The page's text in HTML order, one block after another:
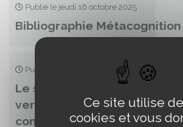
Publié le jeudi 16 octobre 2025
Bibliographie Métacognition
Publié le jeudi 10 juillet 2025
Le syndrome de
verbales (SDNV) :
connaissances et analyse
Ce site utilise
cookies et vous